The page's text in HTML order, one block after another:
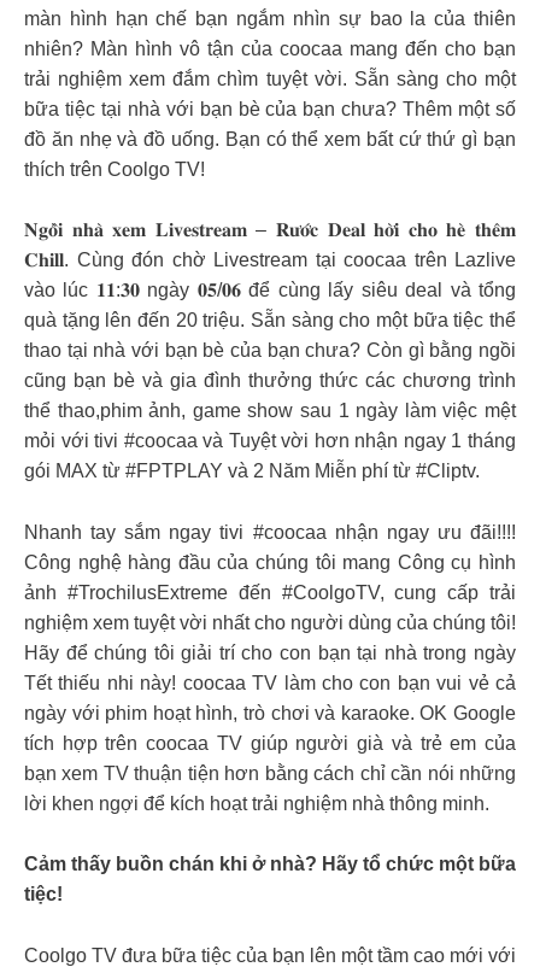
màn hình hạn chế bạn ngắm nhìn sự bao la của thiên
nhiên? Màn hình vô tận của coocaa mang đến cho bạn
trải nghiệm xem đắm chìm tuyệt vời. Sẵn sàng cho một
bữa tiệc tại nhà với bạn bè của bạn chưa? Thêm một số
đồ ăn nhẹ và đồ uống. Bạn có thể xem bất cứ thứ gì bạn
thích trên Coolgo TV!
𝐍𝐠𝐨̂̀𝐢 𝐧𝐡𝐚̀ 𝐱𝐞𝐦 𝐋𝐢𝐯𝐞𝐬𝐭𝐫𝐞𝐚𝐦 – 𝐑𝐮̛𝐨̛́𝐜 𝐃𝐞𝐚𝐥 𝐡𝐨̛̀𝐢 𝐜𝐡𝐨 𝐡𝐞̀ 𝐭𝐡𝐞̂𝐦
𝐂𝐡𝐢𝐥𝐥. Cùng đón chờ Livestream tại coocaa trên Lazlive
vào lúc 𝟏𝟏:𝟑𝟎 ngày 𝟎𝟓/𝟎𝟔 để cùng lấy siêu deal và tổng
quà tặng lên đến 20 triệu. Sẵn sàng cho một bữa tiệc thể
thao tại nhà với bạn bè của bạn chưa? Còn gì bằng ngồi
cũng bạn bè và gia đình thưởng thức các chương trình
thể thao,phim ảnh, game show sau 1 ngày làm việc mệt
mỏi với tivi #coocaa và Tuyệt vời hơn nhận ngay 1 tháng
gói MAX từ #FPTPLAY và 2 Năm Miễn phí từ #Cliptv.
Nhanh tay sắm ngay tivi #coocaa nhận ngay ưu đãi!!!!
Công nghệ hàng đầu của chúng tôi mang Công cụ hình
ảnh #TrochilusExtreme đến #CoolgoTV, cung cấp trải
nghiệm xem tuyệt vời nhất cho người dùng của chúng tôi!
Hãy để chúng tôi giải trí cho con bạn tại nhà trong ngày
Tết thiếu nhi này! coocaa TV làm cho con bạn vui vẻ cả
ngày với phim hoạt hình, trò chơi và karaoke. OK Google
tích hợp trên coocaa TV giúp người già và trẻ em của
bạn xem TV thuận tiện hơn bằng cách chỉ cần nói những
lời khen ngợi để kích hoạt trải nghiệm nhà thông minh.
Cảm thấy buồn chán khi ở nhà? Hãy tổ chức một bữa
tiệc!
Coolgo TV đưa bữa tiệc của bạn lên một tầm cao mới với